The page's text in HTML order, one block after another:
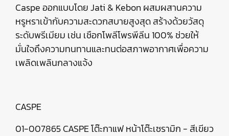
Caspe ออกแบบโดย Jati & Kebon ผสมผสานความ
หรูหราเข้ากับความสะดวกสบายสูงสุด สร้างด้วยวัสดุ
ระดับพรีเมียม เช่น เชือกโพลีโพรพีลีน 100% ช่วยให้
มั่นใจถึงความทนทานและทนต่อสภาพอากาศเพื่อความ
เพลิดเพลินกลางแจ้ง
CASPE
01-007865 CASPE โต๊ะกาแฟ หน้าโต๊ะเซรามิก - สีเขียว